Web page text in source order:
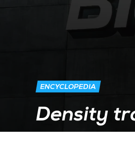
ENCYCLOPEDIA
Density